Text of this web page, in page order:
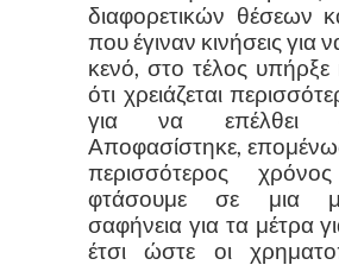
διαφορετικών θέσεων
που έγιναν κινήσεις για
κενό, στο τέλος
ότι χρειάζεται
για να επέλθει
Αποφασίστηκε,
περισσότερος
φτάσουμε σε μια
σαφήνεια για τα μέτρα
έτσι ώστε οι